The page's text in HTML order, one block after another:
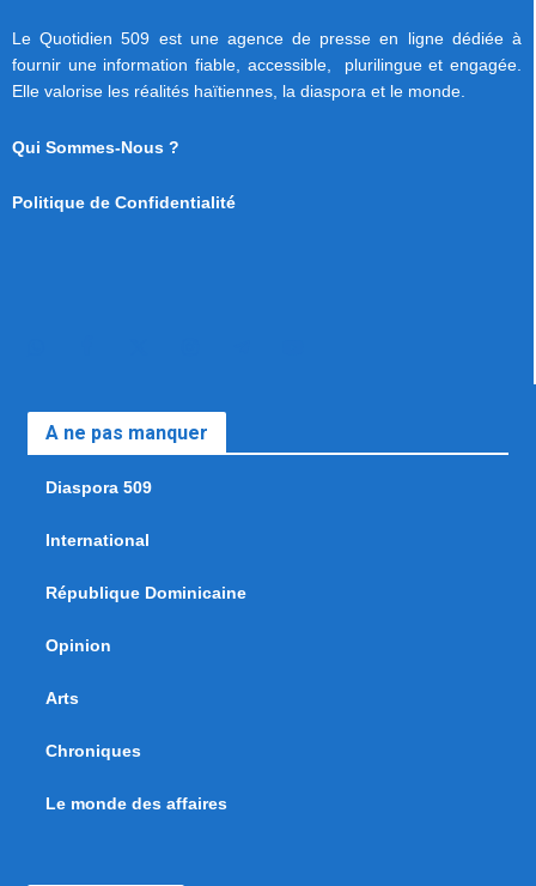
Le Quotidien 509 est une agence de presse en ligne dédiée à
fournir une information fiable, accessible, plurilingue et engagée.
Elle valorise les réalités haïtiennes, la diaspora et le monde.
Qui Sommes-Nous ?
Politique de Confidentialité
A ne pas manquer
Diaspora 509
International
République Dominicaine
Opinion
Arts
Chroniques
Le monde des affaires